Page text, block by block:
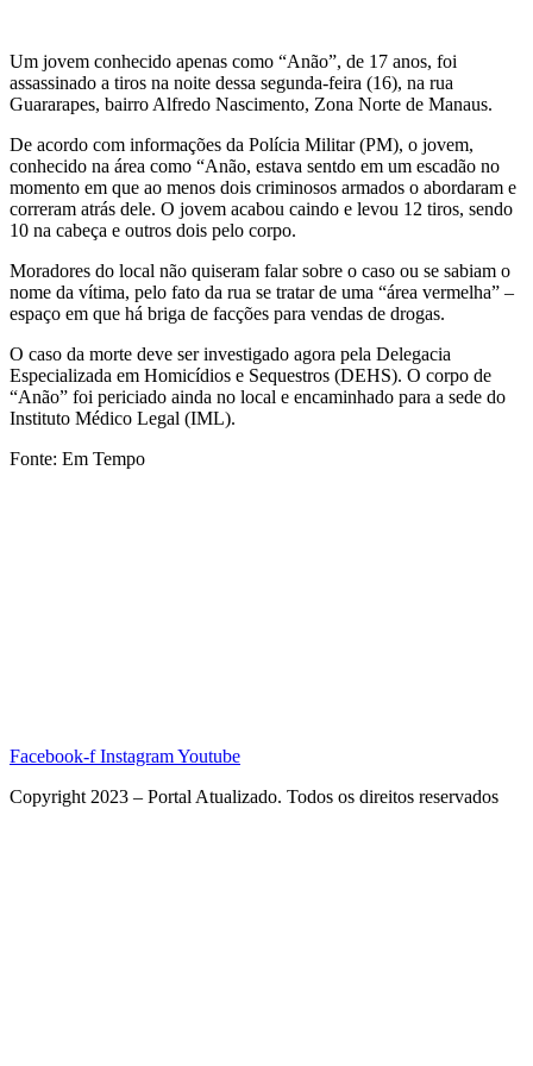
Um jovem conhecido apenas como “Anão”, de 17 anos, foi
assassinado a tiros na noite dessa segunda-feira (16), na rua
Guararapes, bairro Alfredo Nascimento, Zona Norte de Manaus.
De acordo com informações da Polícia Militar (PM), o jovem,
conhecido na área como “Anão, estava sentdo em um escadão no
momento em que ao menos dois criminosos armados o abordaram e
correram atrás dele. O jovem acabou caindo e levou 12 tiros, sendo
10 na cabeça e outros dois pelo corpo.
Moradores do local não quiseram falar sobre o caso ou se sabiam o
nome da vítima, pelo fato da rua se tratar de uma “área vermelha” –
espaço em que há briga de facções para vendas de drogas.
O caso da morte deve ser investigado agora pela Delegacia
Especializada em Homicídios e Sequestros (DEHS). O corpo de
“Anão” foi periciado ainda no local e encaminhado para a sede do
Instituto Médico Legal (IML).
Fonte: Em Tempo
Facebook-f InstagramYoutube
Copyright 2023 – Portal Atualizado. Todos os direitos reservados